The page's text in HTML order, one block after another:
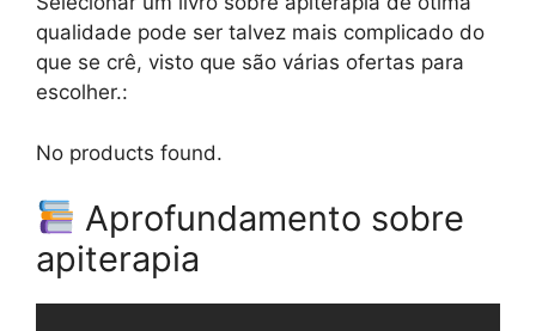
qualidade pode ser talvez mais complicado do
que se crê, visto que são várias ofertas para
escolher.:
No products found.
Aprofundamento sobre
apiterapia